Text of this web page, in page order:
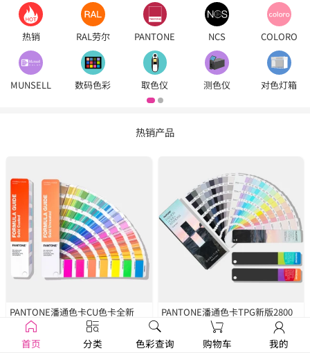
热销 RAL劳尔 PANTONE NCS COLORO
MUNSELL 数码色彩 取色仪 测色仪 对色灯箱
热销产品
PANTONE潘通色卡CU色卡全新
2390色
￥1250
PANTONE潘通色卡TPG新版2800
FHIP110C
￥1679
首页 分类 色彩查询 购物车 我的